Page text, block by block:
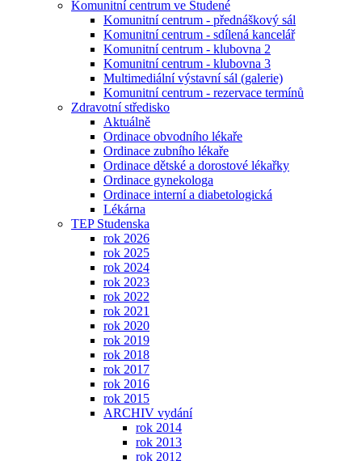
Komunitní centrum ve Studené
Komunitní centrum - přednáškový sál
Komunitní centrum - sdílená kancelář
Komunitní centrum - klubovna 2
Komunitní centrum - klubovna 3
Multimediální výstavní sál (galerie)
Komunitní centrum - rezervace termínů
Zdravotní středisko
Aktuálně
Ordinace obvodního lékaře
Ordinace zubního lékaře
Ordinace dětské a dorostové lékařky
Ordinace gynekologa
Ordinace interní a diabetologická
Lékárna
TEP Studenska
rok 2026
rok 2025
rok 2024
rok 2023
rok 2022
rok 2021
rok 2020
rok 2019
rok 2018
rok 2017
rok 2016
rok 2015
ARCHIV vydání
rok 2014
rok 2013
rok 2012